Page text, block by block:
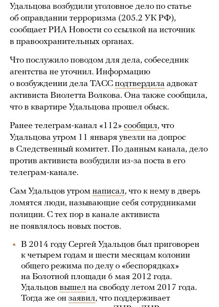
Удальцова возбудили уголовное дело по статье
об оправдании терроризма (205.2 УК РФ),
сообщает РИА Новости со ссылкой на источник
в правоохранительных органах.
Что послужило поводом для дела, собеседник
агентства не уточнил. Информацию
о возбуждении дела ТАСС подтвердила адвокат
активиста Виолетта Волкова. Она также сообщила,
что в квартире Удальцова прошел обыск.
Ранее телеграм-канал «112» сообщил, что
Удальцова утром 11 января увезли на допрос
в Следственный комитет. По данным канала, дело
против активиста возбудили из-за поста в его
телеграм-канале.
Сам Удальцов утром написал, что к нему в дверь
ломятся люди, называющие себя сотрудниками
полиции. С тех пор в канале активиста
не появлялось новых постов.
В 2014 году Сергей Удальцов был приговорен
к четырем годам и шести месяцам колонии
общего режима по делу о «беспорядках»
на Болотной площади 6 мая 2012 года.
Удальцов вышел на свободу летом 2017 года.
Тогда же он заявил, что поддерживает